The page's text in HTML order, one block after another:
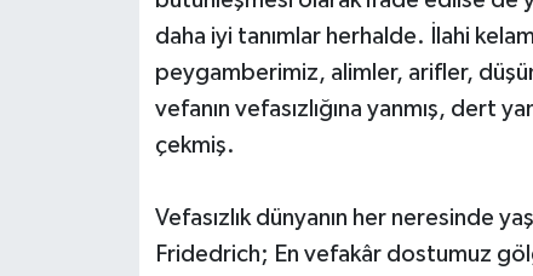
daha iyi tanımlar herhalde. İlahi
peygamberimiz, alimler, arifler,
vefanın vefasızlığına yanmış, dert
çekmiş.
Vefasızlık dünyanın her neresinde
Fridedrich; En vefakâr dostumuz